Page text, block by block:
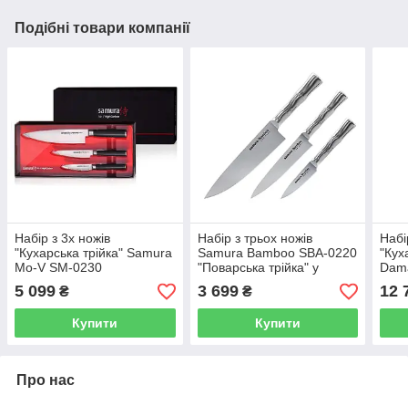
Подібні товари компанії
Набір з 3х ножів
"Кухарська трійка" Samura
Mo-V SM-0230
5 099 ₴
Купити
Набір з трьох ножів
Samura Bamboo SBA-0220
"Поварська трійка" у
подарунковій коробці
3 699₴
Купити
12
Про нас